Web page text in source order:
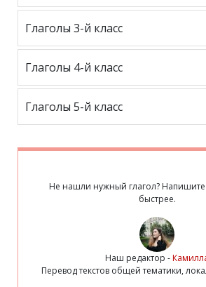
Глаголы 3-й класс
Глаголы 4-й класс
Глаголы 5-й класс
Не нашли нужный глагол?
быстрее.
Наш редактор -
Перевод текстов общей тематики,